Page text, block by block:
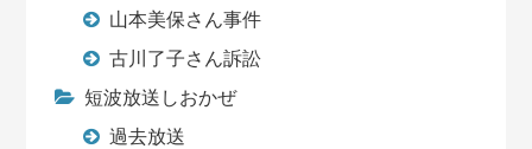
山本美保さん事件
古川了子さん訴訟
短波放送しおかぜ
過去放送